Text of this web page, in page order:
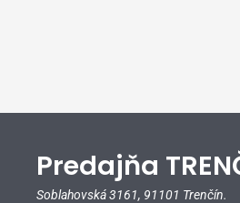
Predajňa
Soblahovská 3161, 91101 Trenčín.